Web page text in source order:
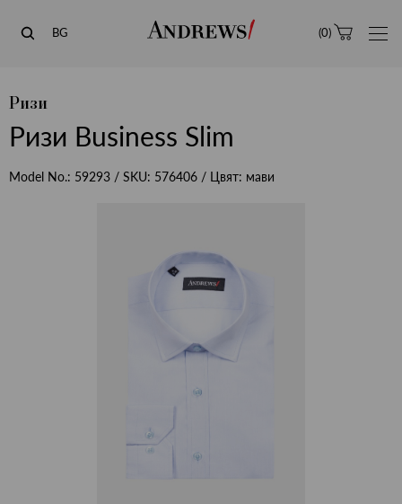
Andrews
BG (0)
Ризи
Ризи Business Slim
Model No.: 59293 / SKU: 576406 / Цвят: мави